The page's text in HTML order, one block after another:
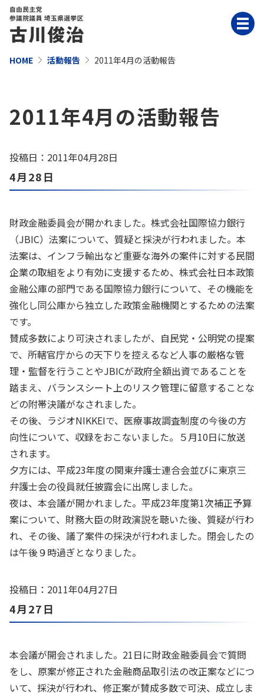
HOME 活動報告 2011年4月の活動報告
2011年4月の活動報告
投稿日：2011年04月28日
4月28日
財政金融委員会が開かれました。株式会社国際協力銀行
（JBIC）法案について、質疑と採決が行われました。本
法案は、インフラ輸出など重要な海外の案件に対する民間
企業の取組をより有効に支援するため、株式会社日本政策
金融公庫の部門である国際協力銀行について、その機能を
強化し同公庫から独立した政策金融機関とするための法案
です。
賛成多数により可決されましたが、自民党・公明党の提案
で、所轄官庁からの天下りを控えるなど人事の厳格な管
理・監督を行うことやJBICが政府全額出資であることを
踏まえ、バランスシート上のリスク管理に留意することな
どの附帯決議がなされました。
その後、ラジオNIKKEIで、医療事故調査制度の今後の方
向性について、収録をおこないました。５月10日に放送
されます。
夕方には、平成23年度の関東弁護士連合会並びに東京三
弁護士会の役員就任披露会に出席しました。
夜は、本会議が開かれました。平成23年度第1次補正予算
案について、財務大臣の財政演説を聴いた後、質疑が行わ
れ、その後、議了案件の採決が行われました。閉会したの
は午後９時過ぎとなりました。
投稿日：2011年04月27日
4月27日
本会議が開会されました。21日に財政金融委員会で質問
をし、原案が修正された金融商品取引法の改正案などにつ
いて、採決が行われ、修正案が賛成多数で可決、成立しま